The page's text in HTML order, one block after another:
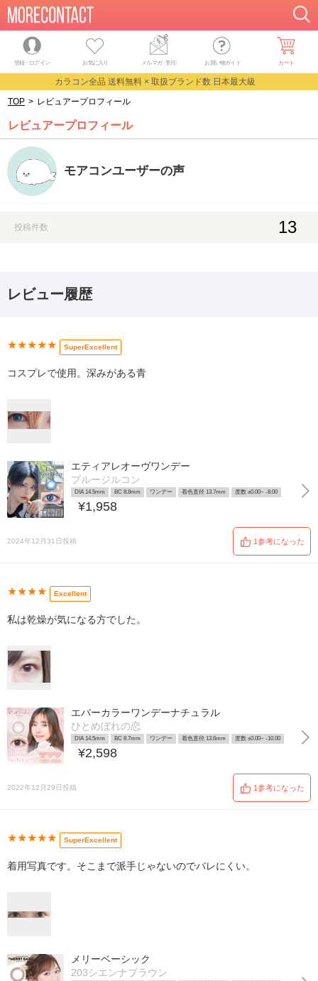
登録・ログイン お気に入り メルマガ・割引 お買い物ガイド カート
カラコン全品 送料無料 × 取扱ブランド数 日本最大級
TOP > レビュアープロフィール
レビュアープロフィール
モアコンユーザーの声
投稿件数 13
レビュー履歴
★★★★★ SuperExcellent
コスプレで使用。深みがある青
エティアレオーヴワンデー
ブルージルコン
DIA 14.5mm BC 8.8mm ワンデー 着色直径 13.7mm 度数 ±0.00~ -8.00
¥1,958
2024年12月31日投稿 1参考になった
★★★★ Excellent
私は乾燥が気になる方でした。
エバーカラーワンデーナチュラル
ひとめぼれの恋
DIA 14.5mm BC 8.7mm ワンデー 着色直径 13.6mm 度数 ±0.00~ -10.00
¥2,598
2022年12月29日投稿 1参考になった
★★★★★ SuperExcellent
着用写真です。そこまで派手じゃないのでバレにくい。
メリーベーシック
203シエンナブラウン